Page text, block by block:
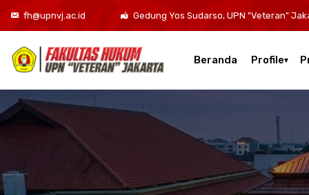
fh@upnvj.ac.id Gedung Yos Sudarso, UPN "Veteran"
Beranda Profile